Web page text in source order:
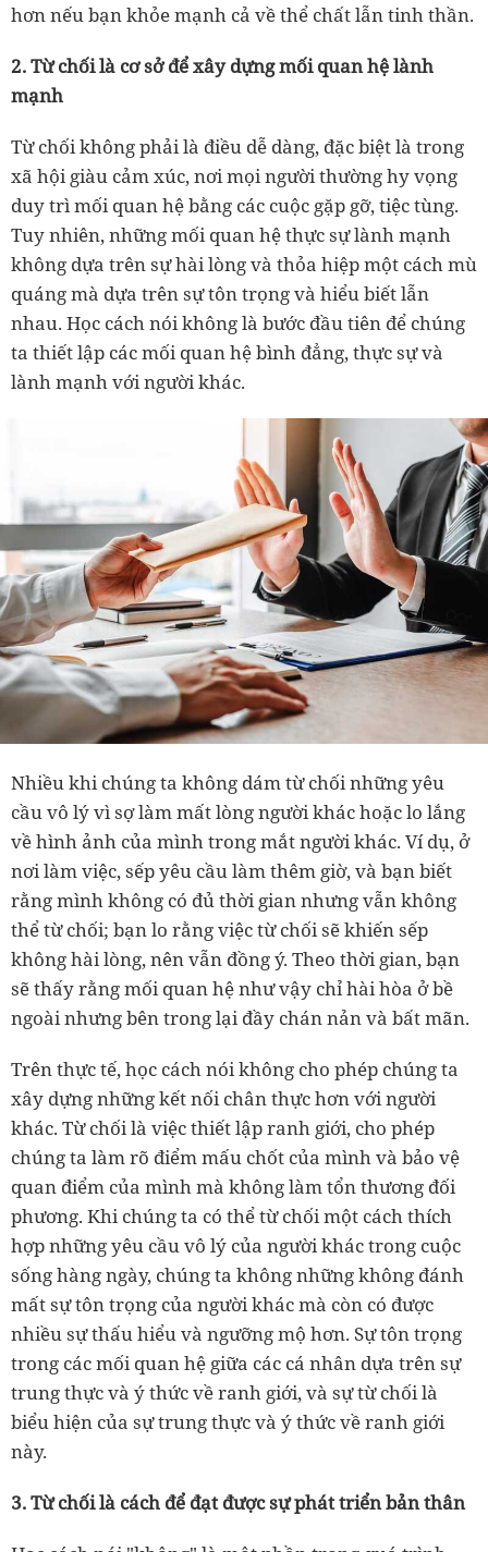
hơn nếu bạn khỏe mạnh cả về thể chất lẫn tinh thần.
2. Từ chối là cơ sở để xây dựng mối quan hệ lành
mạnh
Từ chối không phải là điều dễ dàng, đặc biệt là trong
xã hội giàu cảm xúc, nơi mọi người thường hy vọng
duy trì mối quan hệ bằng các cuộc gặp gỡ, tiệc tùng.
Tuy nhiên, những mối quan hệ thực sự lành mạnh
không dựa trên sự hài lòng và thỏa hiệp một cách mù
quáng mà dựa trên sự tôn trọng và hiểu biết lẫn
nhau. Học cách nói không là bước đầu tiên để chúng
ta thiết lập các mối quan hệ bình đẳng, thực sự và
lành mạnh với người khác.
Nhiều khi chúng ta không dám từ chối những yêu
cầu vô lý vì sợ làm mất lòng người khác hoặc lo lắng
về hình ảnh của mình trong mắt người khác. Ví dụ, ở
nơi làm việc, sếp yêu cầu làm thêm giờ, và bạn biết
rằng mình không có đủ thời gian nhưng vẫn không
thể từ chối; bạn lo rằng việc từ chối sẽ khiến sếp
không hài lòng, nên vẫn đồng ý. Theo thời gian, bạn
sẽ thấy rằng mối quan hệ như vậy chỉ hài hòa ở bề
ngoài nhưng bên trong lại đầy chán nản và bất mãn.
Trên thực tế, học cách nói không cho phép chúng ta
xây dựng những kết nối chân thực hơn với người
khác. Từ chối là việc thiết lập ranh giới, cho phép
chúng ta làm rõ điểm mấu chốt của mình và bảo vệ
quan điểm của mình mà không làm tổn thương đối
phương. Khi chúng ta có thể từ chối một cách thích
hợp những yêu cầu vô lý của người khác trong cuộc
sống hàng ngày, chúng ta không những không đánh
mất sự tôn trọng của người khác mà còn có được
nhiều sự thấu hiểu và ngưỡng mộ hơn. Sự tôn trọng
trong các mối quan hệ giữa các cá nhân dựa trên sự
trung thực và ý thức về ranh giới, và sự từ chối là
biểu hiện của sự trung thực và ý thức về ranh giới
này.
3. Từ chối là cách để đạt được sự phát triển bản thân